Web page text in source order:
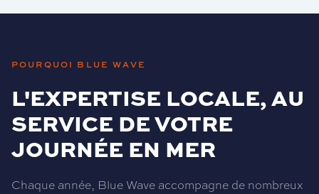
POURQUOI BLUE WAVE
L'EXPERTISE LOCALE, AU
SERVICE DE VOTRE
JOURNÉE EN MER
Chaque année, Blue Wave accompagne de nombreux